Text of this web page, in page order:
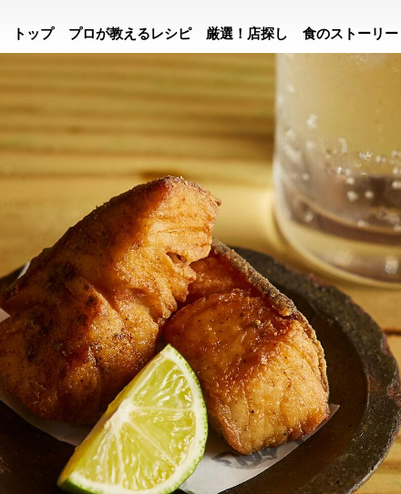
トップ プロが教えるレシピ 厳選！店探し 食のストーリー